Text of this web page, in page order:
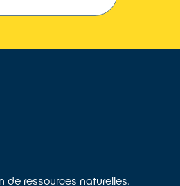
de ressources naturelles.